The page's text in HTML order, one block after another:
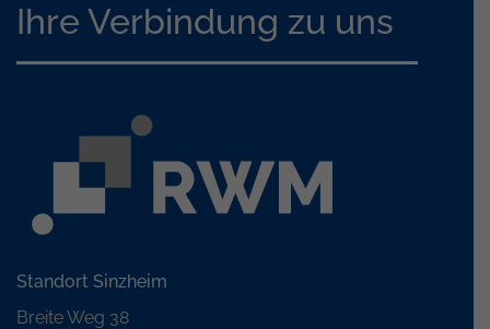
Ihre Verbindung zu uns
Standort Sinzheim
Breite Weg 38